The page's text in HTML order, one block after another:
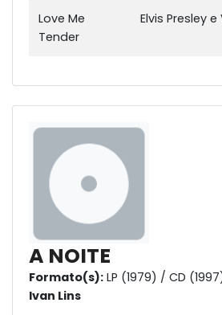
Love Me
Tender
Elvis Presley
A NOITE
Formato(s): LP (1979) / CD
Ivan Lins